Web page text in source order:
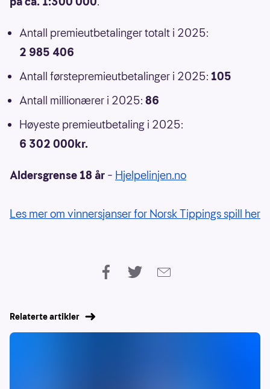
Antall premieutbetalinger totalt i 2025:
2 985 406
Antall førstepremieutbetalinger i 2025: 105
Antall millionærer i 2025: 86
Høyeste premieutbetaling i 2025:
6 302 000kr.
Aldersgrense 18 år – Hjelpelinjen.no
Les mer om vinnersjanser for Norsk Tippings spill her
Relaterte artikler